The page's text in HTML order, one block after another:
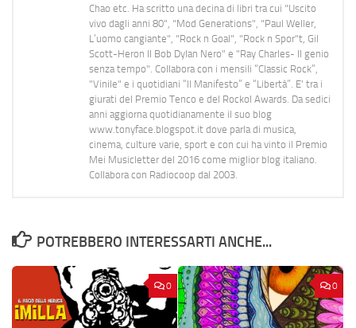
Chao etc. Ha scritto una decina di libri tra cui "Uscito
vivo dagli anni 80", "Mod Generations", "Paul Weller,
L’uomo cangiante", "Rock n Goal", "Rock n Spor"t, Gil
Scott-Heron Il Bob Dylan Nero" e "Ray Charles- Il genio
senza tempo". Collabora con i mensili “Classic Rock”,
"Vinile" e i quotidiani “Il Manifesto” e “Libertà”. E' tra i
giurati del Premio Tenco e del Rockol Awards. Da sedici
anni aggiorna quotidianamente il suo blog
www.tonyface.blogspot.it dove parla di musica,
cinema, culture varie, sport e con cui ha vinto il Premio
Mei Musicletter del 2016 come miglior blog italiano.
Collabora con Radiocoop dal 2003.
POTREBBERO INTERESSARTI ANCHE...
0 0